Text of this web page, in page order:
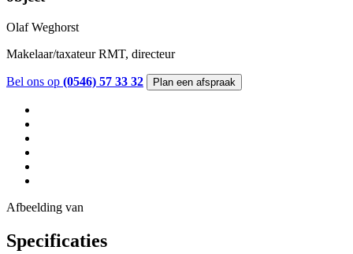
Olaf Weghorst
Makelaar/taxateur RMT, directeur
Bel ons op (0546) 57 33 32 Plan een afspraak
Afbeelding van
Specificaties